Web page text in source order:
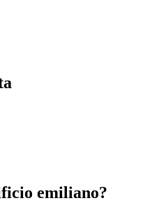
emiliano?